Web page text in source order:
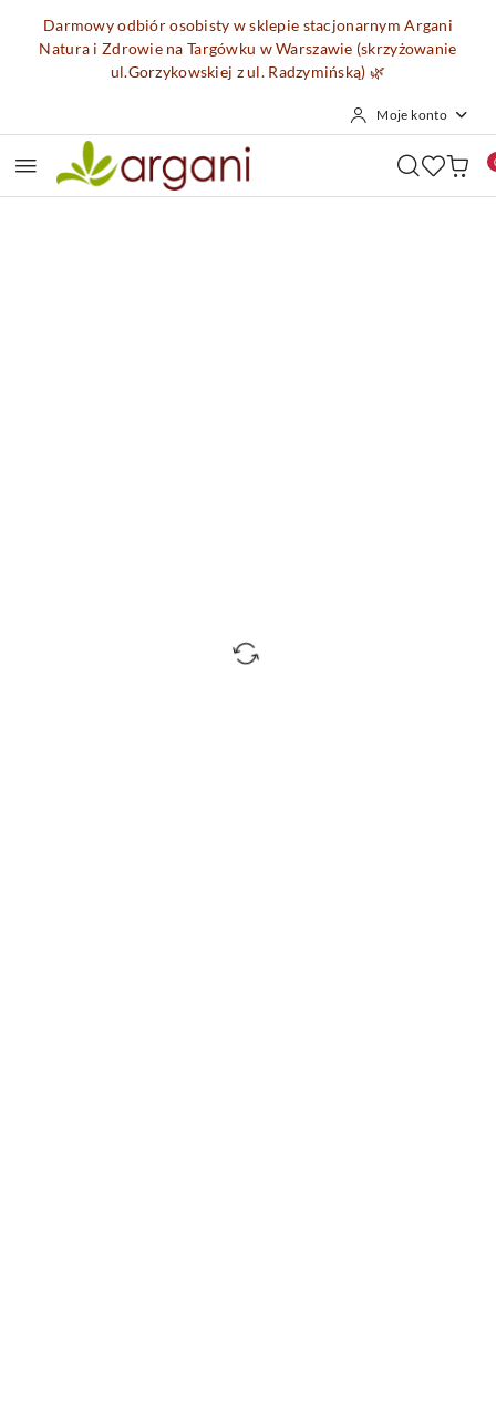
Przejdź do treści głównej
Przejdź do wyszukiwarki
Przejdź do moje konto
Przejdź do menu głównego
Przejdź do opisu produktu
Przejdź do stopki
Darmowy odbiór osobisty w sklepie stacjonarnym Argani
Natura i Zdrowie na Targówku w Warszawie (skrzyżowanie
ul.Gorzykowskiej z ul. Radzymińską) 🌿
Moje konto